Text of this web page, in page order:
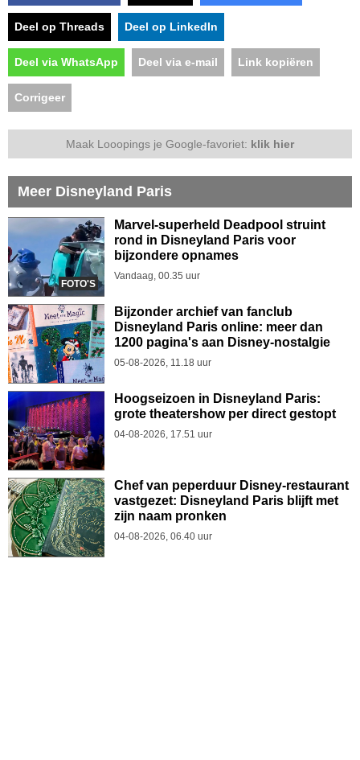
Deel op Threads Deel op LinkedIn
Deel via WhatsApp Deel via e-mail Link kopiëren
Corrigeer
Maak Looopings je Google-favoriet: klik hier
Meer Disneyland Paris
FOTO'S
Marvel-superheld Deadpool struint
rond in Disneyland Paris voor
bijzondere opnames
Vandaag, 00.35 uur
Bijzonder archief van fanclub
Disneyland Paris online: meer dan
1200 pagina's aan Disney-nostalgie
05-08-2026, 11.18 uur
Hoogseizoen in Disneyland Paris:
grote theatershow per direct gestopt
04-08-2026, 17.51 uur
Chef van peperduur Disney-restaurant
vastgezet: Disneyland Paris blijft met
zijn naam pronken
04-08-2026, 06.40 uur